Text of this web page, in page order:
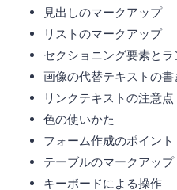
見出しのマークアップ
リストのマークアップ
セクショニング要素と
画像の代替テキストの書
リンクテキストの注意点
色の使いかた
フォーム作成のポイント
テーブルのマークアップ
キーボードによる操作